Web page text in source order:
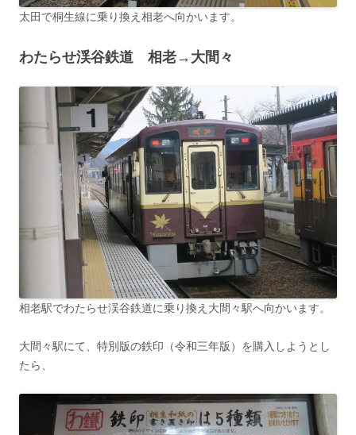
太田で桐生線に乗り換え相老へ向かいます。
わたらせ渓谷鉄道 相老→大間々
相老駅でわたらせ渓谷鉄道に乗り換え大間々駅へ向かいます。
大間々駅にて、特別版の鉄印（令和三年版）を購入しようとし
たら、